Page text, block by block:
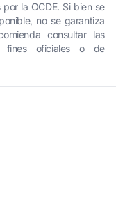
la OCDE. Si bien se
no se garantiza
consultar las
fines oficiales o de